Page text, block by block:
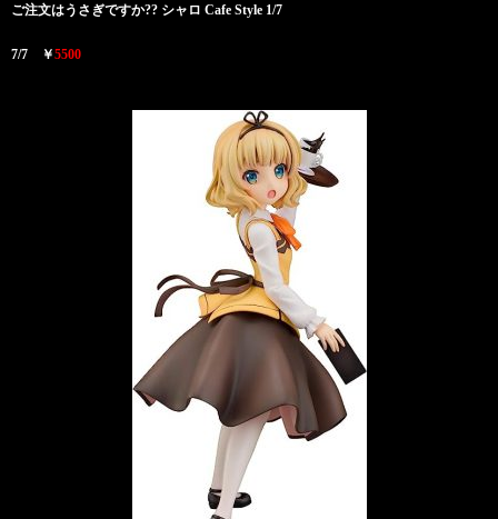
ご注文はうさぎですか?? シャロ Cafe Style 1/7
7/7 ￥5500